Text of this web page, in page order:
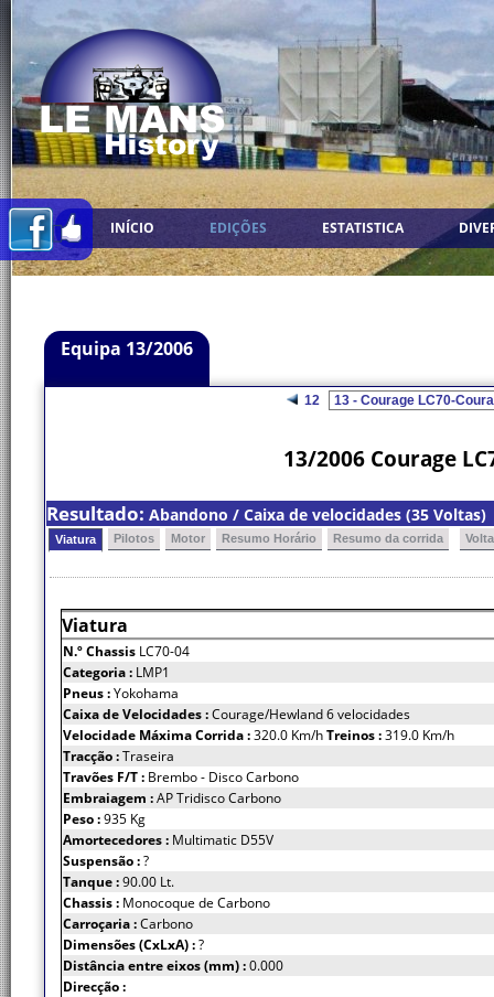
INÍCIO EDIÇÕES ESTATISTICA
Equipa 13/2006
12
13/2006 Courage
Resultado: Abandono / Caixa de velocidades (35 Voltas)
Viatura Pilotos Motor Resumo Horário Resumo da corrida
Viatura
N.º Chassis LC70-04
Categoria : LMP1
Pneus :Yokohama
Caixa de Velocidades :Courage/Hewland 6 velocidades
Velocidade Máxima Corrida :320.0 Km/hTreinos :319.0 Km/h
Tracção :Traseira
Travões F/T : Brembo - Disco Carbono
Embraiagem :AP Tridisco Carbono
Peso :935 Kg
Amortecedores : Multimatic D55V
Suspensão :?
Tanque :90.00 Lt.
Chassis : Monocoque de Carbono
Carroçaria :Carbono
Dimensões (CxLxA) :?
Distância entre eixos (mm) :0.000
Direcção :